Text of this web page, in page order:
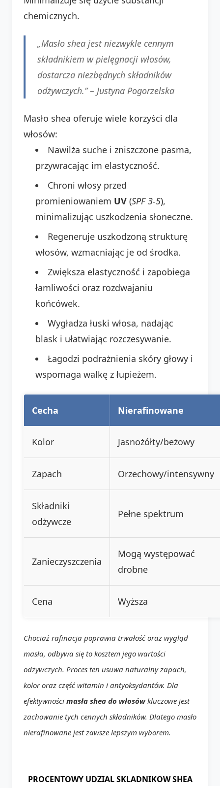
chemicznych.
„Masło shea jest niezwykle cennym
składnikiem w pielęgnacji włosów,
dostarcza niezbędnych składników
odżywczych.” – Justyna Pogorzelska
Masło shea oferuje wiele korzyści dla
włosów:
Nawilża suche i zniszczone pasma,
przywracając im elastyczność.
Chroni włosy przed
promieniowaniem UV (SPF 3-5),
minimalizując uszkodzenia słoneczne.
Regeneruje uszkodzoną strukturę
włosów, wzmacniając je od środka.
Zwiększa elastyczność i zapobiega
łamliwości oraz rozdwajaniu
końcówek.
Wygładza łuski włosa, nadając
blask i ułatwiając rozczesywanie.
Łagodzi podrażnienia skóry głowy i
wspomaga walkę z łupieżem.
Cecha Nierafinowane
Kolor Jasnożółty/beżowy
Zapach Orzechowy/intensywny
Składniki
odżywcze
Pełne spektrum
Zanieczyszczenia
Mogą występować
drobne
Cena Wyższa
Chociaż rafinacja poprawia trwałość oraz wygląd
masła, odbywa się to kosztem jego wartości
odżywczych. Proces ten usuwa naturalny zapach,
kolor oraz część witamin i antyoksydantów. Dla
efektywności masła shea do włosówkluczowe jest
zachowanie tych cennych składników. Dlatego masło
nierafinowane jest zawsze lepszym wyborem.
PROCENTOWY UDZIAL SKLADNIKOW SHEA